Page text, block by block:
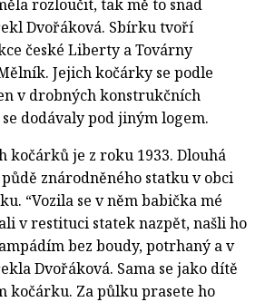
rozloučit, tak mě to snad
Dvořáková. Sbírku tvoří
české Liberty a Továrny
Jejich kočárky se podle
v drobných konstrukčních
dodávaly pod jiným logem.
kočárků je z roku 1933. Dlouhá
znárodněného statku v obci
“Vozila se v něm babička mé
v restituci statek nazpět, našli ho
bez boudy, potrhaný a v
Dvořáková. Sama se jako dítě
kočárku. Za půlku prasete ho